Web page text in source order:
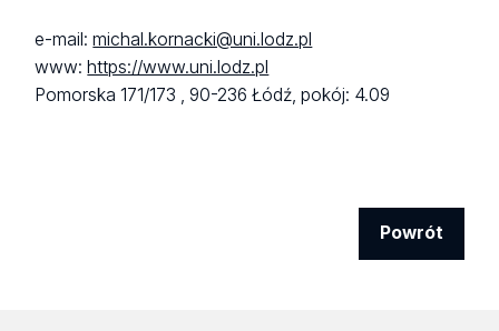
e-mail:michal.kornacki@uni.lodz.pl
www:https://www.uni.lodz.pl
Pomorska 171/173 ,90-236 Łódź,pokój: 4.09
Powrót